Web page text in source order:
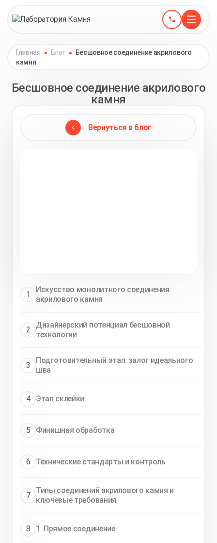
Главная Блог
Бесшовное соединение акрилового
камня
Вернуться в блог
1
Искусство монолитного соединения
акрилового камня
2
Дизайнерский потенциал бесшовной
технологии
3
Подготовительный этап: залог идеального
шва
4 Этап склейки
5 Финишная обработка
6 Технические стандарты и контроль
7
Типы соединений акрилового камня и
ключевые требования
8 1. Прямое соединение
Бесшовное соединение акрилового
камня